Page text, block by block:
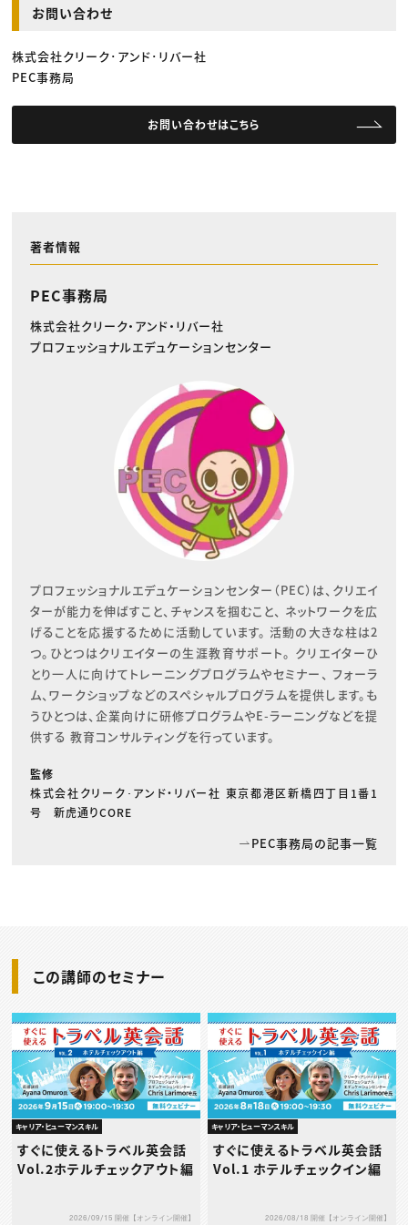
お問い合わせ
株式会社クリーク･アンド･リバー社
PEC事務局
お問い合わせはこちら
著者情報
PEC事務局
株式会社クリーク・アンド・リバー社
プロフェッショナルエデュケーションセンター
プロフェッショナルエデュケーションセンター（PEC）は、クリエイ
ターが能力を伸ばすこと、チャンスを掴むこと、 ネットワークを広
げることを応援するために活動しています。 活動の大きな柱は2
つ。ひとつはクリエイターの生涯教育サポート。 クリエイターひ
とり一人に向けてトレーニングプログラムやセミナー、 フォーラ
ム、ワークショップなどのスペシャルプログラムを提供します。も
うひとつは、企業向けに研修プログラムやE-ラーニングなどを提
供する 教育コンサルティングを行っています。
監修
株式会社クリーク･アンド・リバー社 東京都港区新橋四丁目1番1
号 新虎通りCORE
PEC事務局の記事一覧
この講師のセミナー
キャリア・ヒューマンスキル
すぐに使えるトラベル英会話
Vol.2ホテルチェックアウト編
2026/09/15 開催【オンライン開催】
キャリア・ヒューマンスキル
すぐに使えるトラベル英会話
Vol.1 ホテルチェックイン編
2026/08/18 開催【オンライン開催】